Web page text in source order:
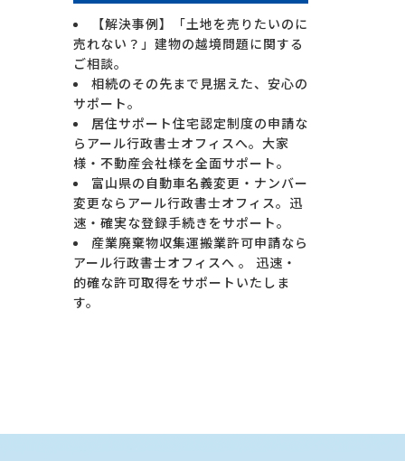
【解決事例】「土地を売りたいのに
売れない？」建物の越境問題に関する
ご相談。
相続のその先まで見据えた、安心の
サポート。
居住サポート住宅認定制度の申請な
らアール行政書士オフィスへ。大家
様・不動産会社様を全面サポート。
富山県の自動車名義変更・ナンバー
変更ならアール行政書士オフィス。迅
速・確実な登録手続きをサポート。
産業廃棄物収集運搬業許可申請なら
アール行政書士オフィスへ 。 迅速・
的確な許可取得をサポートいたしま
す。